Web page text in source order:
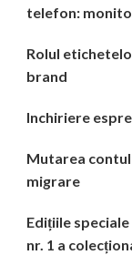
telefon:
Rolul
brand
Inchiriere
Mutarea
migrare
Edițiile
nr. 1 a